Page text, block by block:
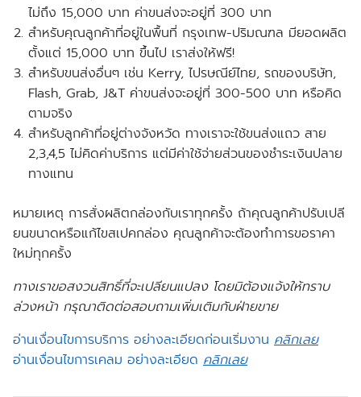
ไม่ถึง 15,000 บาท ค่าขนส่งจะอยู่ที่ 300 บาท
สำหรับคุณลูกค้าที่อยู่ในพื้นที่ กรุงเทพ-ปริมณฑล มียอดผลิต
ตั้งแต่ 15,000 บาท ขึ้นไป เราส่งให้ฟรี!
สำหรับขนส่งอื่นๆ เช่น Kerry, ไปรษณีย์ไทย, รถของบริษัท,
Flash, Grab, J&T ค่าขนส่งจะอยู่ที่ 300-500 บาท หรือคิด
ตามจริง
สำหรับลูกค้าที่อยู่ต่างจังหวัด ทางเราจะใช้ขนส่งแถว สาย
2,3,4,5 ไม่คิดค่าบริการ แต่มีค่าใช้จ่ายส่วนของชำระเงินปลาย
ทางแทน
หมายเหตุ การสั่งผลิตกล่องกับเราทุกครั้ง ถ้าคุณลูกค้าปรับเปลี
ยนขนาดหรือแก้ไขสเปคกล่อง คุณลูกค้าจะต้องทำการขอราคา
ใหม่ทุกครั้ง
ทางเราขอสงวนสิทธิ์ที่จะเปลียนแปลง โดยมิต้องแจ้งให้ทราบ
ล่วงหน้า กรุณาติดต่อสอบถามเพิ่มเติมกับฝ่ายขาย
อ่านเงื่อนไขการบริการ อย่างละเอียดก่อนเริ่มงาน คลิกเลย
อ่านเงื่อนไขการเคลม อย่างละเอียด คลิกเลย